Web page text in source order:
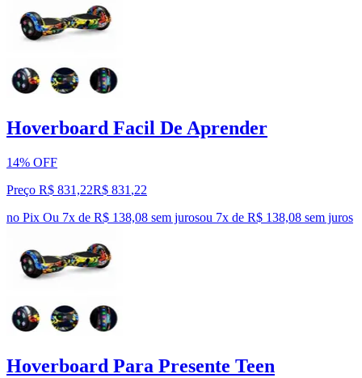
Hoverboard Facil De Aprender
14% OFF
Preço R$ 831,22R$ 831 ,22
no Pix Ou 7x de R$ 138,08 sem jurosou 7x de R$ 138,08 sem juros
Hoverboard Para Presente Teen